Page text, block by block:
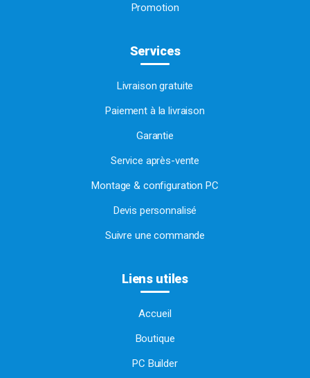
Promotion
Services
Livraison gratuite
Paiement à la livraison
Garantie
Service après-vente
Montage & configuration PC
Devis personnalisé
Suivre une commande
Liens utiles
Accueil
Boutique
PC Builder